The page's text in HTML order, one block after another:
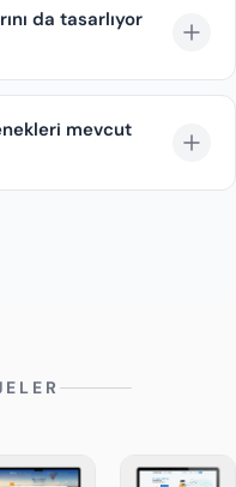
sahip olabilirsiniz.
da tasarlıyor
sitenizle
Mobil Uygulama
mevcut